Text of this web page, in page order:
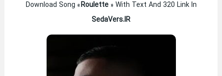
Download Song «Roulette» With Text And 320 Link In
SedaVers.IR